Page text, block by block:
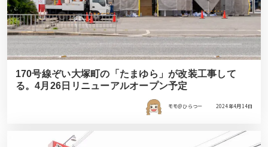
170号線ぞい大塚町の「たまゆら」が改装工事して
る。4月26日リニューアルオープン予定
モモ＠ひらつー 2024年4月14日